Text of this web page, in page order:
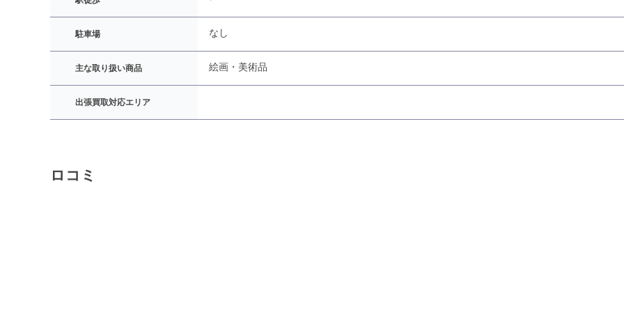
駐車場 なし
主な取り扱い商品 絵画・美術品
出張買取対応エリア
ロコミ